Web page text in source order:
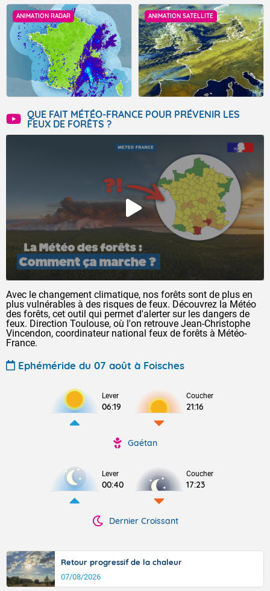
ANIMATION RADAR ANIMATION SATELLITE
QUE FAIT MÉTÉO-FRANCE POUR PRÉVENIR LES
FEUX DE FORÊTS ?
Avec le changement climatique, nos forêts sont de plus en
plus vulnérables à des risques de feux. Découvrez la Météo
des forêts, cet outil qui permet d'alerter sur les dangers de
feux. Direction Toulouse, où l'on retrouve Jean-Christophe
Vincendon, coordinateur national feux de forêts à Météo-
France.
Ephéméride du 07 août à Foisches
Lever
06:19
Coucher
21:16
Gaétan
Lever
00:40
Coucher
17:23
Dernier Croissant
Retour progressif de la chaleur
07/08/2026